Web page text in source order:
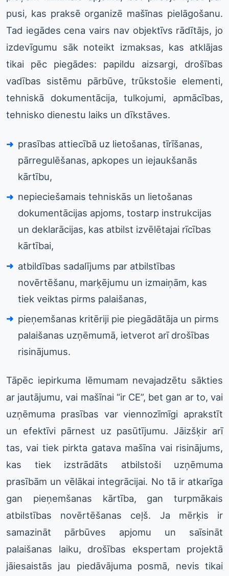
pusi, kas praksē organizē mašīnas pielāgošanu.
Tad iegādes cena vairs nav objektīvs rādītājs, jo
izdevīgumu sāk noteikt izmaksas, kas atklājas
tikai pēc piegādes: papildu aizsargi, drošības
vadības sistēmu pārbūve, trūkstošie elementi,
tehniskā dokumentācija, tulkojumi, apmācības,
tehnisko dienestu laiks un dīkstāves.
prasības attiecībā uz lietošanas, tīrīšanas,
pārregulēšanas, apkopes un iejaukšanās
kārtību,
nepieciešamais tehniskās un lietošanas
dokumentācijas apjoms, tostarp instrukcijas
un deklarācijas, kas atbilst izvēlētajai rīcības
kārtībai,
atbildības sadalījums par atbilstības
novērtēšanu, marķējumu un izmaiņām, kas
tiek veiktas pirms palaišanas,
pieņemšanas kritēriji pie piegādātāja un pirms
palaišanas uzņēmumā, ietverot arī drošības
risinājumus.
Tāpēc iepirkuma lēmumam nevajadzētu sākties
ar jautājumu, vai mašīnai “ir CE”, bet gan ar to, vai
uzņēmuma prasības var viennozīmīgi aprakstīt
un efektīvi pārnest uz pasūtījumu. Jāizšķir arī
tas, vai tiek pirkta gatava mašīna vai risinājums,
kas tiek izstrādāts atbilstoši uzņēmuma
prasībām un vēlākai integrācijai. No tā ir atkarīga
gan pieņemšanas kārtība, gan turpmākais
atbilstības novērtēšanas ceļš. Ja mērķis ir
samazināt pārbūves apjomu un saīsināt
palaišanas laiku, drošības ekspertam projektā
jāiesaistās jau piedāvājuma posmā, nevis tikai